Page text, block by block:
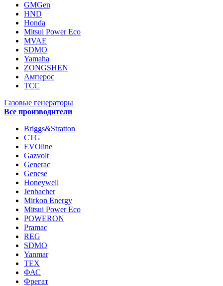
GMGen
HND
Honda
Mitsui Power Eco
MVAE
SDMO
Yamaha
ZONGSHEN
Амперос
ТСС
Газовые генераторы
Все производители
Briggs&Stratton
CTG
EVOline
Gazvolt
Generac
Genese
Honeywell
Jenbacher
Mirkon Energy
Mitsui Power Eco
POWERON
Pramac
REG
SDMO
Yanmar
ТЕХ
ФАС
Фрегат